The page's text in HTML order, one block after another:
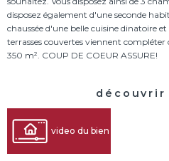
disposez également d'une seconde
chaussée d'une belle cuisine dinatoire
terrasses couvertes viennent compléter
découvrir
video du bien